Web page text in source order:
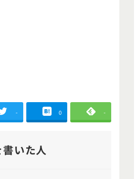
- 0 -
いた人